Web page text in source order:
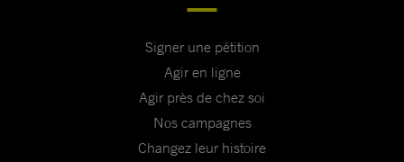
Signer une pétition
Agir en ligne
Agir près de chez soi
Nos campagnes
Changez leur histoire